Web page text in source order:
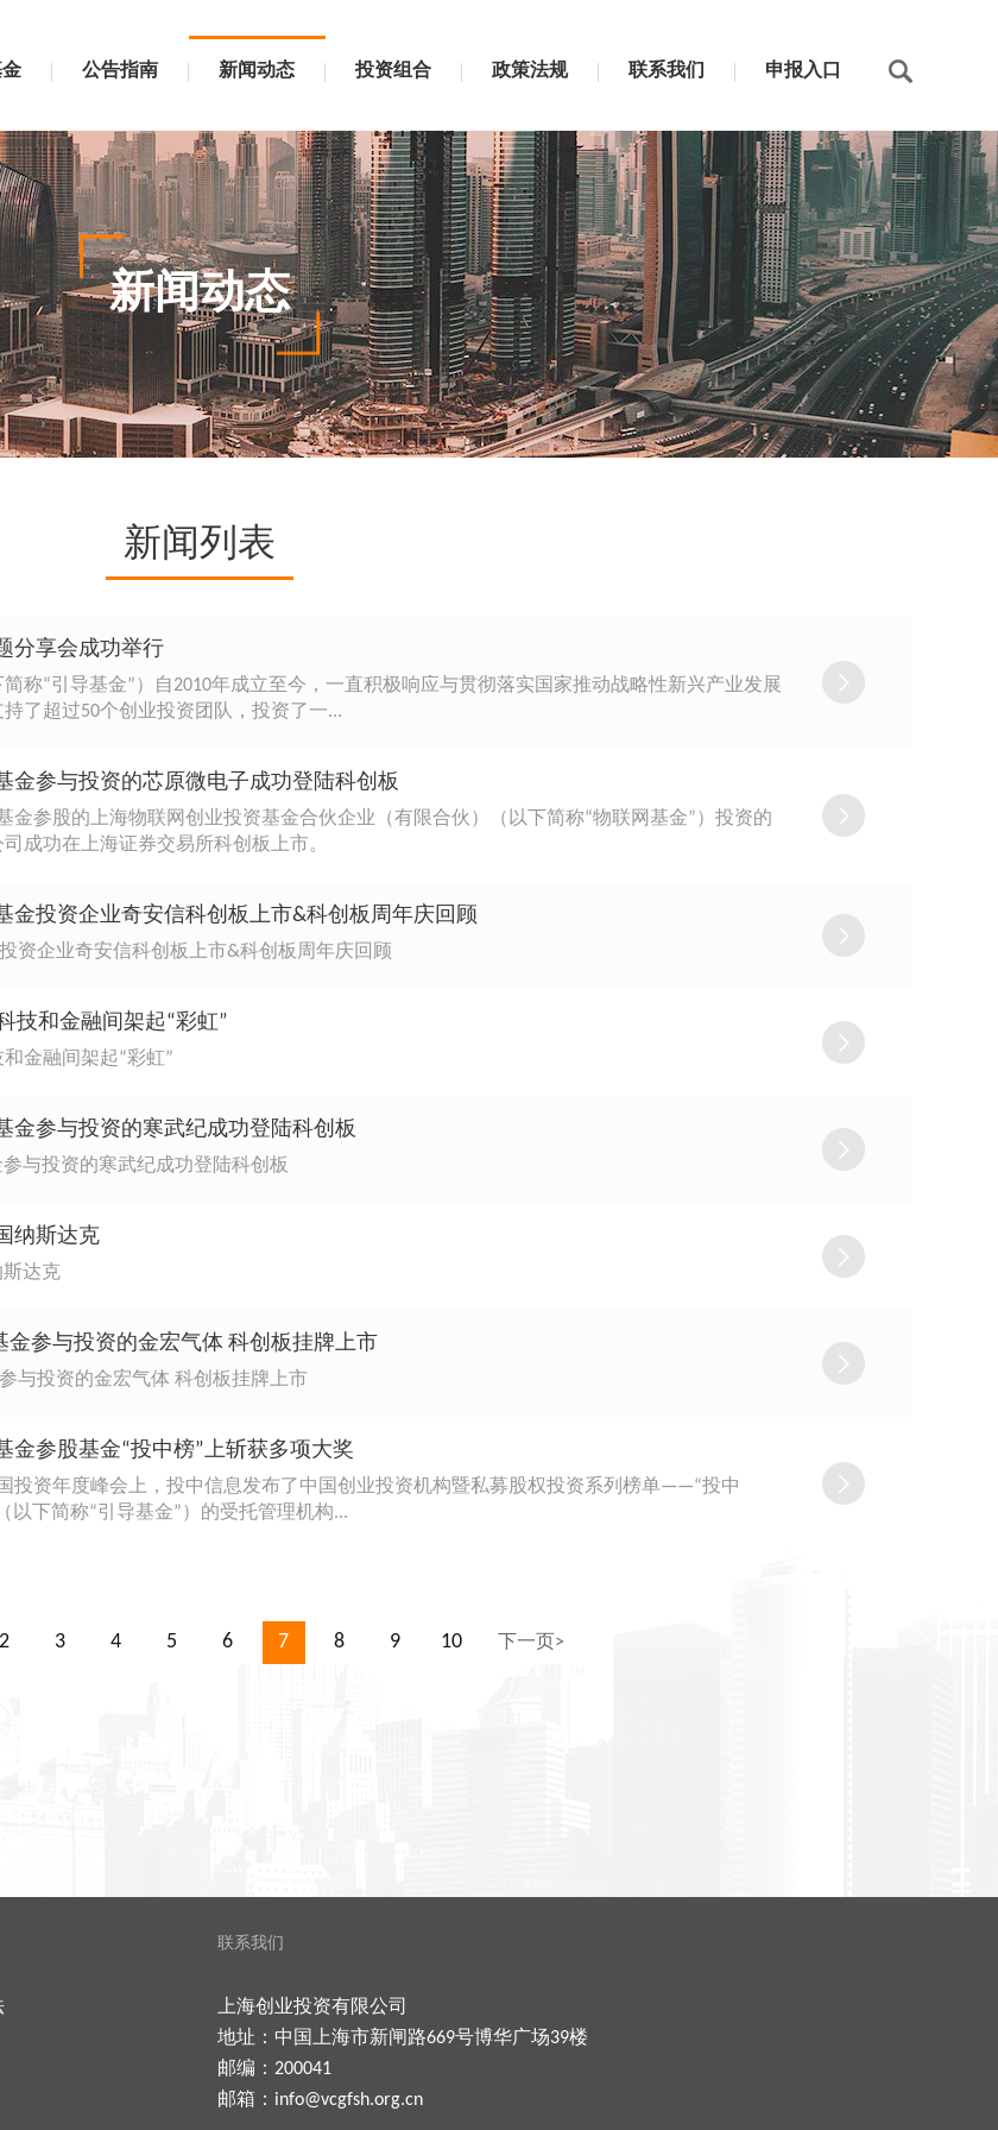
公告指南 新闻动态 投资组合 政策法规 联系我们 申报入口
新闻动态
新闻列表
分享会成功举行
称“引导基金”）自2010年成立至今，一直积极响应与贯彻落实国家推动战略性新兴产业发展
了超过50个创业投资团队，投资了一...
金参与投资的芯原微电子成功登陆科创板
金参股的上海物联网创业投资基金合伙企业（有限合伙）（以下简称“物联网基金”）投资的
成功在上海证券交易所科创板上市。
金投资企业奇安信科创板上市&科创板周年庆回顾
资企业奇安信科创板上市&科创板周年庆回顾
技和金融间架起“彩虹”
金融间架起“彩虹”
金参与投资的寒武纪成功登陆科创板
与投资的寒武纪成功登陆科创板
纳斯达克
达克
参与投资的金宏气体 科创板挂牌上市
与投资的金宏气体 科创板挂牌上市
金参股基金“投中榜”上斩获多项大奖
投资年度峰会上，投中信息发布了中国创业投资机构暨私募股权投资系列榜单——“投中
以下简称“引导基金”）的受托管理机构...
2 3 4 5 6 7 8 9 10 下一页>
联系我们
上海创业投资有限公司
地址：中国上海市新闸路669号博华广场39楼
邮编：200041
邮箱： info@vcgfsh.org.cn